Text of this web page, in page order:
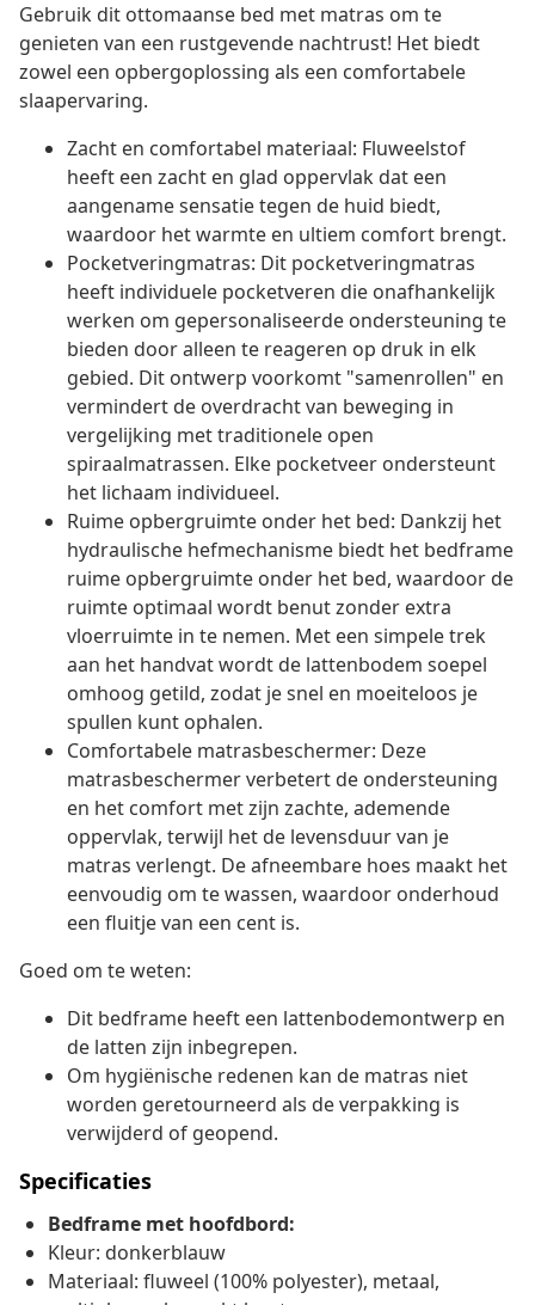
Gebruik dit ottomaanse bed met matras om te
genieten van een rustgevende nachtrust! Het biedt
zowel een opbergoplossing als een comfortabele
slaapervaring.
Zacht en comfortabel materiaal: Fluweelstof
heeft een zacht en glad oppervlak dat een
aangename sensatie tegen de huid biedt,
waardoor het warmte en ultiem comfort brengt.
Pocketveringmatras: Dit pocketveringmatras
heeft individuele pocketveren die onafhankelijk
werken om gepersonaliseerde ondersteuning te
bieden door alleen te reageren op druk in elk
gebied. Dit ontwerp voorkomt "samenrollen" en
vermindert de overdracht van beweging in
vergelijking met traditionele open
spiraalmatrassen. Elke pocketveer ondersteunt
het lichaam individueel.
Ruime opbergruimte onder het bed: Dankzij het
hydraulische hefmechanisme biedt het bedframe
ruime opbergruimte onder het bed, waardoor de
ruimte optimaal wordt benut zonder extra
vloerruimte in te nemen. Met een simpele trek
aan het handvat wordt de lattenbodem soepel
omhoog getild, zodat je snel en moeiteloos je
spullen kunt ophalen.
Comfortabele matrasbeschermer: Deze
matrasbeschermer verbetert de ondersteuning
en het comfort met zijn zachte, ademende
oppervlak, terwijl het de levensduur van je
matras verlengt. De afneembare hoes maakt het
eenvoudig om te wassen, waardoor onderhoud
een fluitje van een cent is.
Goed om te weten:
Dit bedframe heeft een lattenbodemontwerp en
de latten zijn inbegrepen.
Om hygiënische redenen kan de matras niet
worden geretourneerd als de verpakking is
verwijderd of geopend.
Specificaties
Bedframe met hoofdbord:
Kleur: donkerblauw
Materiaal: fluweel (100% polyester), metaal,